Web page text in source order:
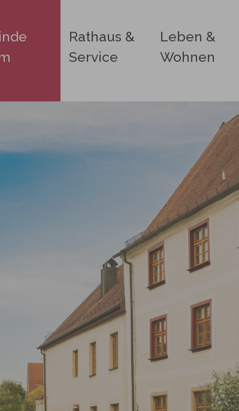
Rathaus &
Service
Leben &
Wohnen